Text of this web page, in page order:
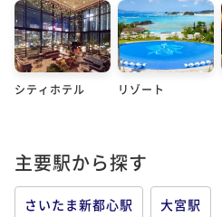
シティホテル リゾート
主要駅から探す
さいたま新都心駅 大宮駅